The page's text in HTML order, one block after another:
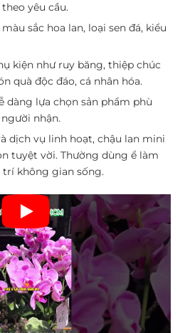
yêu cầu.
sắc hoa lan, loại sen đá, kiểu
kiện như ruy băng, thiệp chúc
quà độc đáo, cá nhân hóa.
dàng lựa chọn sản phẩm phù
nhận.
dịch vụ linh hoạt, chậu lan mini
tuyệt vời. Thường dùng ể làm
không gian sống.